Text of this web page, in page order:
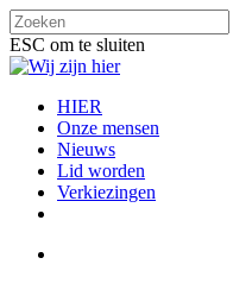
Skip
to
main
content
ESC om te sluiten
Close
search
Menu
HIER
Onze mensen
Nieuws
Lid worden
Verkiezingen